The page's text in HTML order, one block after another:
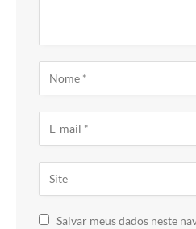
Salvar meus dados neste